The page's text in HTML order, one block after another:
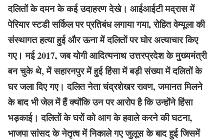
दलितों के दमन के कई उदाहरण देखे। आईआईटी मद्रास में
पेरियार स्टडी सर्किल पर प्रतिबंध लगाया गया, रोहित वेम्यूला की
संस्थागत हत्या हुई और ऊना में दलितों पर घोर अत्याचार किए
गए। मई 2017, जब योगी आदित्यनाथ उत्तरप्रदेश के मुख्यमंत्री
बन चुके थे, में सहारनपुर में हुई हिंसा में बड़ी संख्या में दलितों के
घर जला दिए गए। दलित नेता चंद्रशेखर रावण, जमानत मिलने
के बाद भी जेल में हैं क्योंकि उन पर आरोप है कि उन्होंने हिंसा
भड़काई। दलितों के घरों को आग के हवाले करने की घटना,
भाजपा सांसद के नेतृत्व में निकाले गए जुलूस के बाद हुई जिसमें